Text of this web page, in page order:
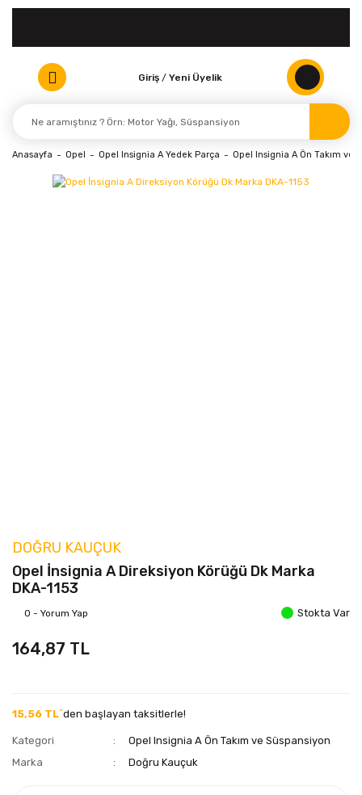
Giriş / Yeni Üyelik
Anasayfa Opel Opel Insignia A Yedek Parça Opel Insignia A Ön Takım ve
DOĞRU KAUÇUK
Opel İnsignia A Direksiyon Körüğü Dk Marka
DKA-1153
0 - Yorum Yap Stokta Var
164,87 TL
15,56 TL`den başlayan taksitlerle!
Kategori
Opel Insignia A Ön Takım ve Süspansiyon
Marka
Doğru Kauçuk